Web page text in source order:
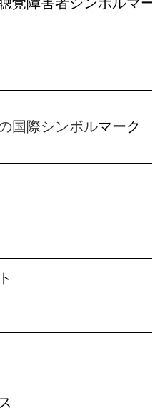
覚障害者シンボルマー
国際シンボルマーク